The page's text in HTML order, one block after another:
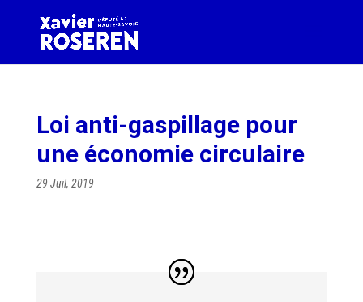
Loi anti-gaspillage pour
une économie circulaire
29 Juil, 2019